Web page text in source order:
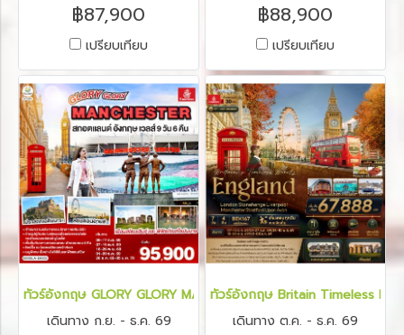
฿87,900
เปรียบเทียบ
฿88,900
เปรียบเทียบ
ทัวร์อังกฤษ GLORY GLORY MANCHESTER สกอตแลนด์ อังกฤษ เ
เดินทาง ก.ย. - ธ.ค. 69
ทัวร์อังกฤษ Britain Timeless
เดินทาง ต.ค. - ธ.ค. 69